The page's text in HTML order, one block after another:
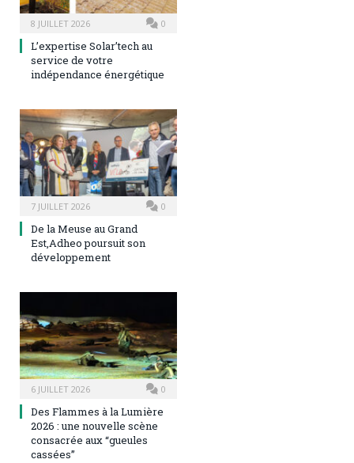
8 JUILLET 2026 0
L’expertise Solar’tech au
service de votre
indépendance énergétique
7 JUILLET 2026 0
De la Meuse au Grand
Est,Adheo poursuit son
développement
6 JUILLET 2026 0
Des Flammes à la Lumière
2026 : une nouvelle scène
consacrée aux “gueules
cassées”